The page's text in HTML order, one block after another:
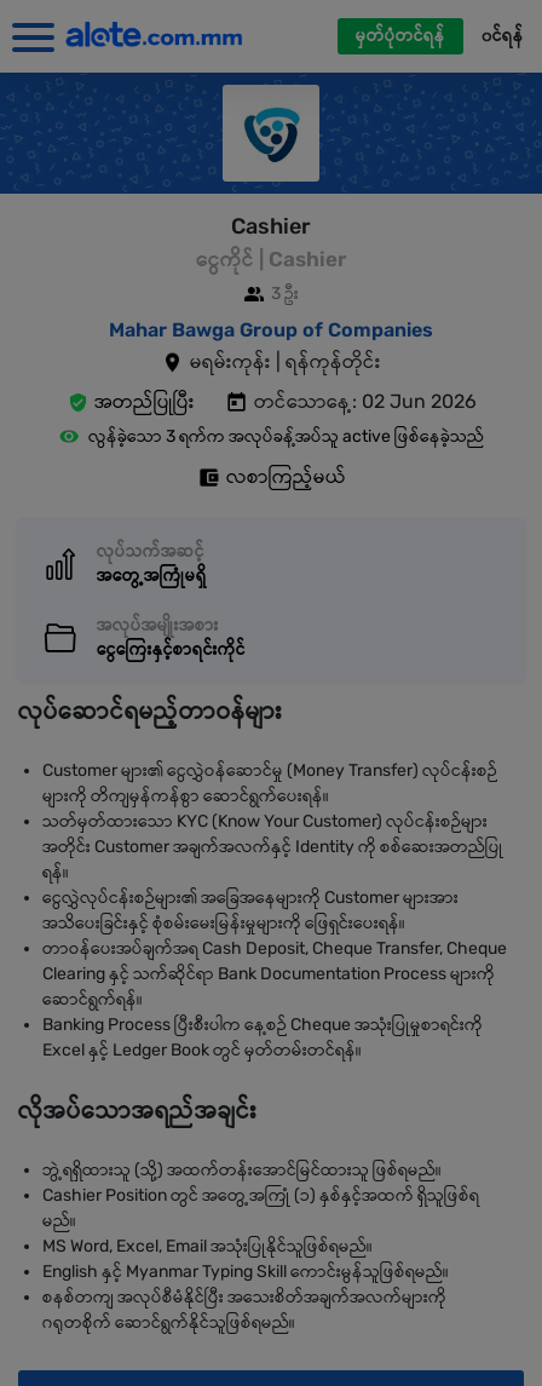
မှတ်ပုံတင်ရန် ၀င်ရန်
Cashier
ငွေကိုင် | Cashier
3 ဦး
Mahar Bawga Group of Companies
မရမ်းကုန်း | ရန်ကုန်တိုင်း
အတည်ပြုပြီး
တင်သောနေ့: 02 Jun 2026
လွန်ခဲ့သော 3 ရက်က အလုပ်ခန့်အပ်သူ active ဖြစ်နေခဲ့သည်
လစာကြည့်မယ်
လုပ်သက်အဆင့်
အတွေ့အကြုံမရှိ
အလုပ်အမျိုးအစား
ငွေကြေးနှင့်စာရင်းကိုင်
လုပ်ဆောင်ရမည့်တာဝန်များ
Customer များ၏ ငွေလွှဲဝန်ဆောင်မှု (Money Transfer) လုပ်ငန်းစဉ်
များကို တိကျမှန်ကန်စွာ ဆောင်ရွက်ပေးရန်။
သတ်မှတ်ထားသော KYC (Know Your Customer) လုပ်ငန်းစဉ်များ
အတိုင်း Customer အချက်အလက်နှင့် Identity ကို စစ်ဆေးအတည်ပြု
ရန်။
ငွေလွှဲလုပ်ငန်းစဉ်များ၏ အခြေအနေများကို Customer များအား
အသိပေးခြင်းနှင့် စုံစမ်းမေးမြန်းမှုများကို ဖြေရှင်းပေးရန်။
တာဝန်ပေးအပ်ချက်အရ Cash Deposit, Cheque Transfer, Cheque
Clearing နှင့် သက်ဆိုင်ရာ Bank Documentation Process များကို
ဆောင်ရွက်ရန်။
Banking Process ပြီးစီးပါက နေ့စဉ် Cheque အသုံးပြုမှုစာရင်းကို
Excel နှင့် Ledger Book တွင် မှတ်တမ်းတင်ရန်။
လိုအပ်သောအရည်အချင်း
ဘွဲ့ရရှိထားသူ (သို့) အထက်တန်းအောင်မြင်ထားသူ ဖြစ်ရမည်။
Cashier Position တွင် အတွေ့အကြုံ (၁) နှစ်နှင့်အထက် ရှိသူဖြစ်ရ
မည်။
MS Word, Excel, Email အသုံးပြုနိုင်သူဖြစ်ရမည်။
English နှင့် Myanmar Typing Skill ကောင်းမွန်သူဖြစ်ရမည်။
စနစ်တကျ အလုပ်စီမံနိုင်ပြီး အသေးစိတ်အချက်အလက်များကို
ဂရုတစိုက် ဆောင်ရွက်နိုင်သူဖြစ်ရမည်။